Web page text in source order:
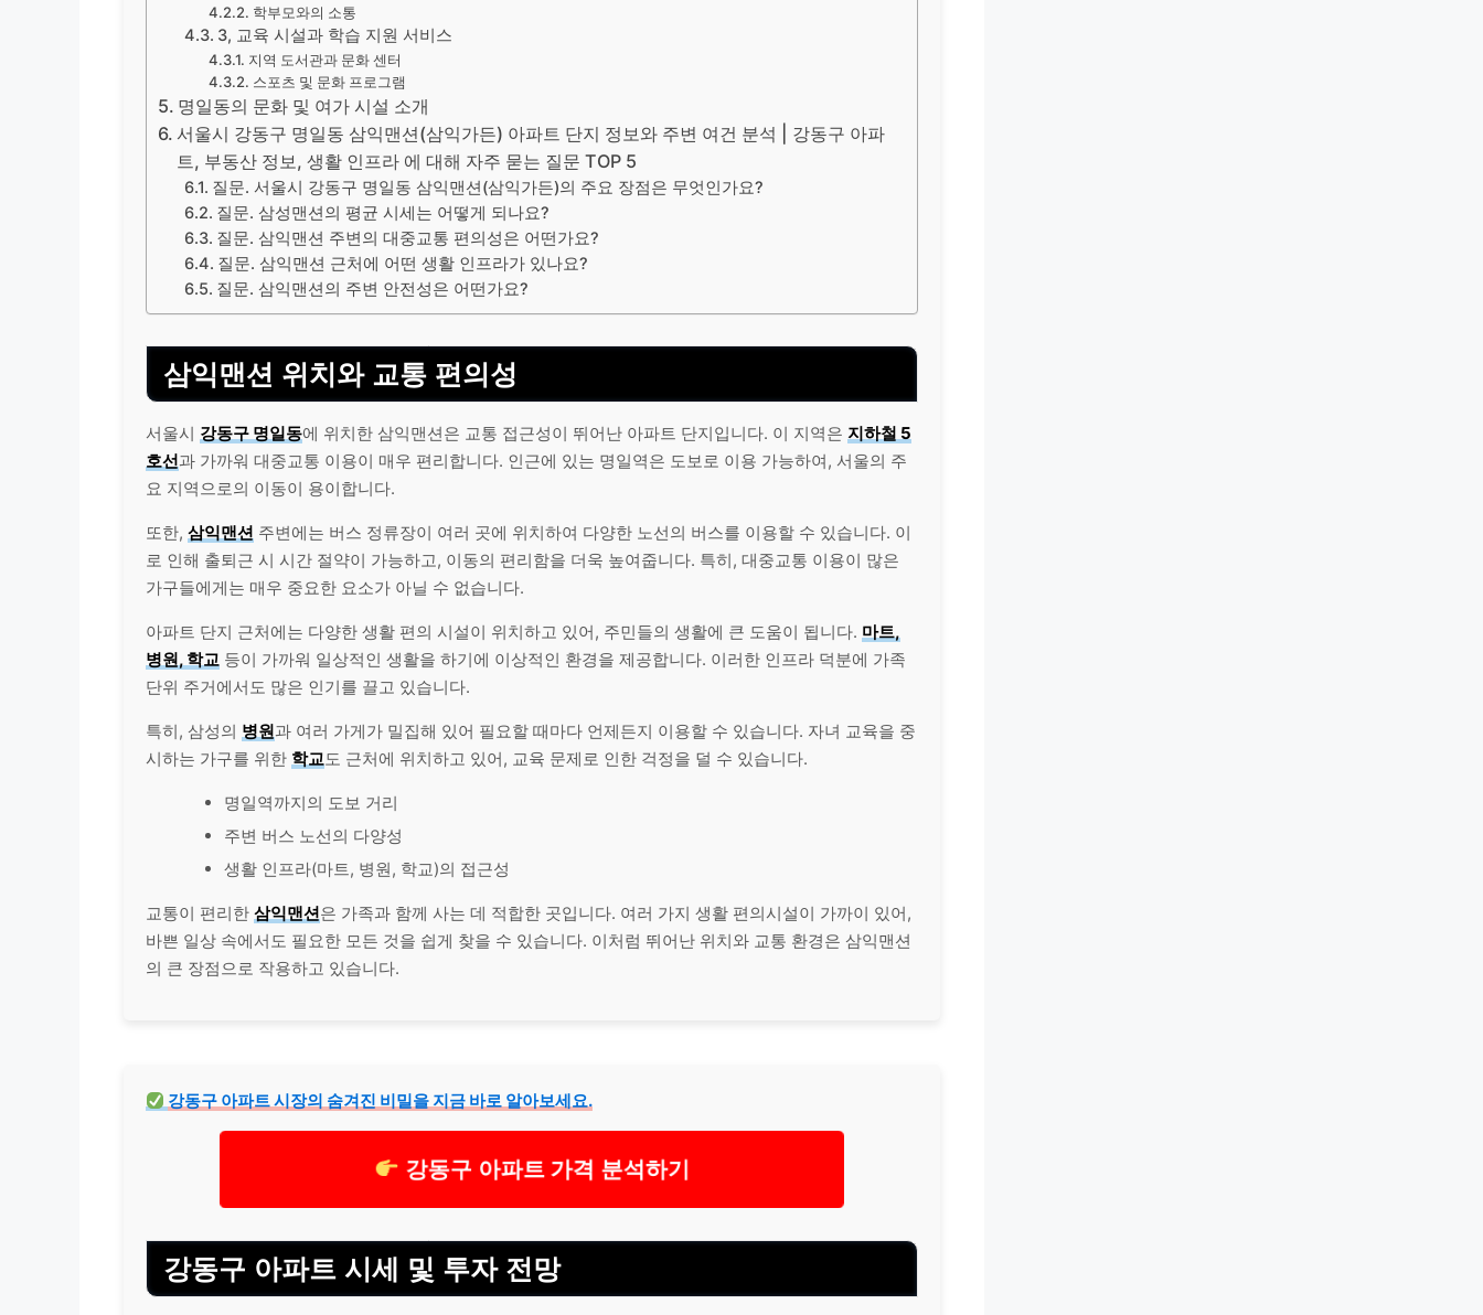
학부모와의 소통
3, 교육 시설과 학습 지원 서비스
지역 도서관과 문화 센터
스포츠 및 문화 프로그램
명일동의 문화 및 여가 시설 소개
서울시 강동구 명일동 삼익맨션(삼익가든) 아파트 단지 정보와 주변 여건 분석 | 강동구 아파
트, 부동산 정보, 생활 인프라 에 대해 자주 묻는 질문 TOP 5
질문. 서울시 강동구 명일동 삼익맨션(삼익가든)의 주요 장점은 무엇인가요?
질문. 삼성맨션의 평균 시세는 어떻게 되나요?
질문. 삼익맨션 주변의 대중교통 편의성은 어떤가요?
질문. 삼익맨션 근처에 어떤 생활 인프라가 있나요?
질문. 삼익맨션의 주변 안전성은 어떤가요?
삼익맨션 위치와 교통 편의성
서울시 강동구 명일동에 위치한 삼익맨션은 교통 접근성이 뛰어난 아파트 단지입니다. 이 지역은 지하철 5
호선과 가까워 대중교통 이용이 매우 편리합니다. 인근에 있는 명일역은 도보로 이용 가능하여, 서울의 주
요 지역으로의 이동이 용이합니다.
또한, 삼익맨션 주변에는 버스 정류장이 여러 곳에 위치하여 다양한 노선의 버스를 이용할 수 있습니다. 이
로 인해 출퇴근 시 시간 절약이 가능하고, 이동의 편리함을 더욱 높여줍니다. 특히, 대중교통 이용이 많은
가구들에게는 매우 중요한 요소가 아닐 수 없습니다.
아파트 단지 근처에는 다양한 생활 편의 시설이 위치하고 있어, 주민들의 생활에 큰 도움이 됩니다. 마트,
병원, 학교 등이 가까워 일상적인 생활을 하기에 이상적인 환경을 제공합니다. 이러한 인프라 덕분에 가족
단위 주거에서도 많은 인기를 끌고 있습니다.
특히, 삼성의 병원과 여러 가게가 밀집해 있어 필요할 때마다 언제든지 이용할 수 있습니다. 자녀 교육을 중
시하는 가구를 위한 학교도 근처에 위치하고 있어, 교육 문제로 인한 걱정을 덜 수 있습니다.
명일역까지의 도보 거리
주변 버스 노선의 다양성
생활 인프라(마트, 병원, 학교)의 접근성
교통이 편리한 삼익맨션은 가족과 함께 사는 데 적합한 곳입니다. 여러 가지 생활 편의시설이 가까이 있어,
바쁜 일상 속에서도 필요한 모든 것을 쉽게 찾을 수 있습니다. 이처럼 뛰어난 위치와 교통 환경은 삼익맨션
의 큰 장점으로 작용하고 있습니다.
강동구 아파트 시장의 숨겨진 비밀을 지금 바로 알아보세요.
강동구 아파트 가격 분석하기
강동구 아파트 시세 및 투자 전망